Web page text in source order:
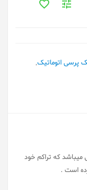
پرسی اتوماتیک,
میباشد که تراکم خود
است .